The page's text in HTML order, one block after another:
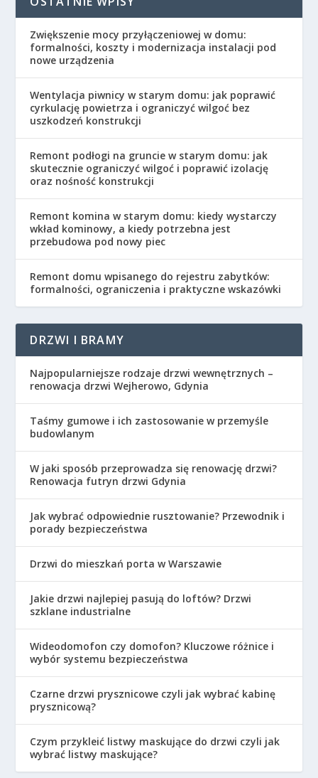
Zwiększenie mocy przyłączeniowej w domu:
formalności, koszty i modernizacja instalacji pod
nowe urządzenia
Wentylacja piwnicy w starym domu: jak poprawić
cyrkulację powietrza i ograniczyć wilgoć bez
uszkodzeń konstrukcji
Remont podłogi na gruncie w starym domu: jak
skutecznie ograniczyć wilgoć i poprawić izolację
oraz nośność konstrukcji
Remont komina w starym domu: kiedy wystarczy
wkład kominowy, a kiedy potrzebna jest
przebudowa pod nowy piec
Remont domu wpisanego do rejestru zabytków:
formalności, ograniczenia i praktyczne wskazówki
DRZWI I BRAMY
Najpopularniejsze rodzaje drzwi wewnętrznych –
renowacja drzwi Wejherowo, Gdynia
Taśmy gumowe i ich zastosowanie w przemyśle
budowlanym
W jaki sposób przeprowadza się renowację drzwi?
Renowacja futryn drzwi Gdynia
Jak wybrać odpowiednie rusztowanie? Przewodnik i
porady bezpieczeństwa
Drzwi do mieszkań porta w Warszawie
Jakie drzwi najlepiej pasują do loftów? Drzwi
szklane industrialne
Wideodomofon czy domofon? Kluczowe różnice i
wybór systemu bezpieczeństwa
Czarne drzwi prysznicowe czyli jak wybrać kabinę
prysznicową?
Czym przykleić listwy maskujące do drzwi czyli jak
wybrać listwy maskujące?